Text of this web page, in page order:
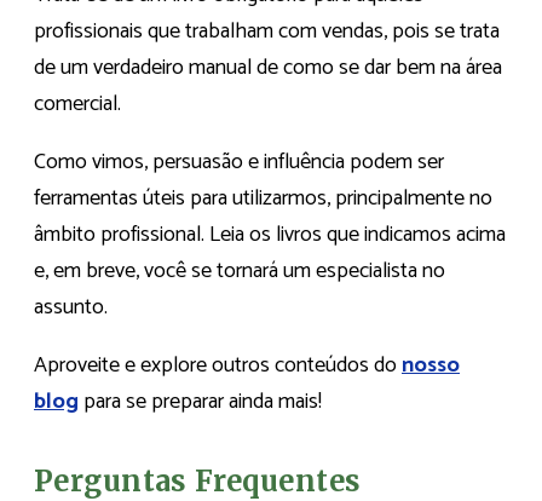
profissionais que trabalham com vendas, pois se trata
de um verdadeiro manual de como se dar bem na área
comercial.
Como vimos, persuasão e influência podem ser
ferramentas úteis para utilizarmos, principalmente no
âmbito profissional. Leia os livros que indicamos acima
e, em breve, você se tornará um especialista no
assunto.
Aproveite e explore outros conteúdos donosso
blog para se preparar ainda mais!
Perguntas Frequentes